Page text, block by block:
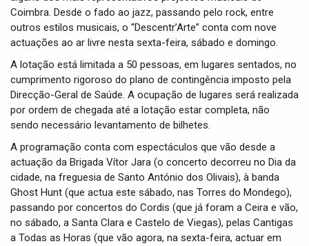
Coimbra. Desde o fado ao jazz, passando pelo rock, entre
outros estilos musicais, o “Descentr’Arte” conta com nove
actuações ao ar livre nesta sexta-feira, sábado e domingo.
A lotação está limitada a 50 pessoas, em lugares sentados, no
cumprimento rigoroso do plano de contingência imposto pela
Direcção-Geral de Saúde. A ocupação de lugares será realizada
por ordem de chegada até a lotação estar completa, não
sendo necessário levantamento de bilhetes.
A programação conta com espectáculos que vão desde a
actuação da Brigada Vítor Jara (o concerto decorreu no Dia da
cidade, na freguesia de Santo António dos Olivais), à banda
Ghost Hunt (que actua este sábado, nas Torres do Mondego),
passando por concertos do Cordis (que já foram a Ceira e vão,
no sábado, a Santa Clara e Castelo de Viegas), pelas Cantigas
a Todas as Horas (que vão agora, na sexta-feira, actuar em